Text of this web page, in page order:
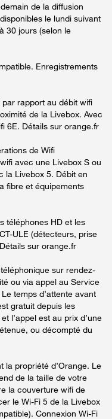
de la diffusion
le lundi suivant
30 jours (selon le
Enregistrements
rapport au débit wifi
de la Livebox. Avec
6E. Détails sur orange.fr
de Wifi
avec une Livebox S ou
la Livebox 5. Débit en
fibre et équipements
téléphones HD et les
ULE (détecteurs, prise
sur orange.fr
sur rendez-
ou via appel au Service
temps d’attente avant
gratuit depuis les
l’appel est au prix d’une
ou décompté du
la propriété d’Orange. Le
de la taille de votre
la couverture wifi de
le Wi-Fi 5 de la Livebox
Connexion Wi-Fi